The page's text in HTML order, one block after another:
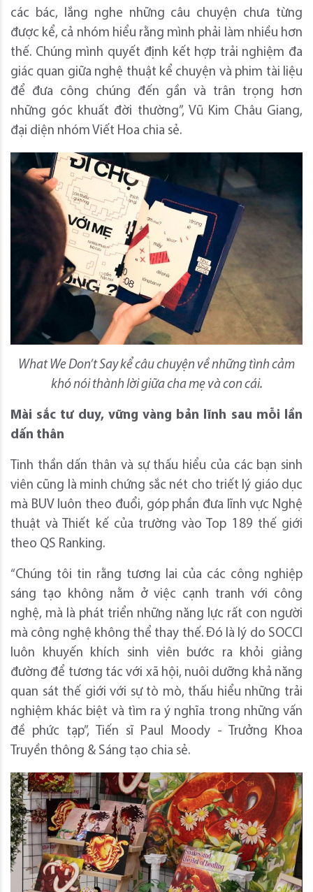
các bác, lắng nghe những câu chuyện chưa từng
được kể, cả nhóm hiểu rằng mình phải làm nhiều hơn
thế. Chúng mình quyết định kết hợp trải nghiệm đa
giác quan giữa nghệ thuật kể chuyện và phim tài liệu
để đưa công chúng đến gần và trân trọng hơn
những góc khuất đời thường”, Vũ Kim Châu Giang,
đại diện nhóm Viết Hoa chia sẻ.
What We Don’t Say kể câu chuyện về những tình cảm
khó nói thành lời giữa cha mẹ và con cái.
Mài sắc tư duy, vững vàng bản lĩnh sau mỗi lần
dấn thân
Tinh thần dấn thân và sự thấu hiểu của các bạn sinh
viên cũng là minh chứng sắc nét cho triết lý giáo dục
mà BUV luôn theo đuổi, góp phần đưa lĩnh vực Nghệ
thuật và Thiết kế của trường vào Top 189 thế giới
theo QS Ranking.
“Chúng tôi tin rằng tương lai của các công nghiệp
sáng tạo không nằm ở việc cạnh tranh với công
nghệ, mà là phát triển những năng lực rất con người
mà công nghệ không thể thay thế. Đó là lý do SOCCI
luôn khuyến khích sinh viên bước ra khỏi giảng
đường để tương tác với xã hội, nuôi dưỡng khả năng
quan sát thế giới với sự tò mò, thấu hiểu những trải
nghiệm khác biệt và tìm ra ý nghĩa trong những vấn
đề phức tạp”, Tiến sĩ Paul Moody - Trưởng Khoa
Truyền thông & Sáng tạo chia sẻ.